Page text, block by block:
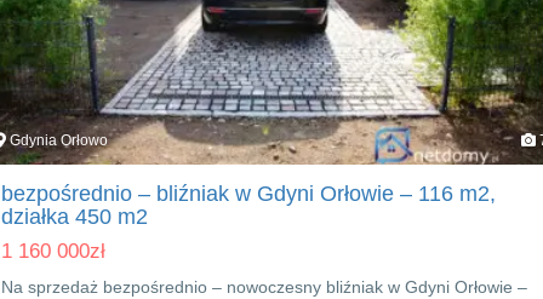
Gdynia Orłowo
bezpośrednio – bliźniak w Gdyni Orłowie – 116 m2,
działka 450 m2
1 160 000zł
Na sprzedaż bezpośrednio – nowoczesny bliźniak w Gdyni Orłowie –